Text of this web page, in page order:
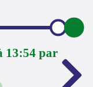
13:54 par